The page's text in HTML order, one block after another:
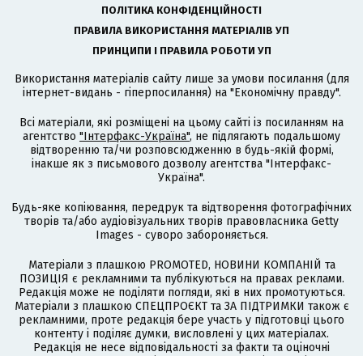
ПОЛІТИКА КОНФІДЕНЦІЙНОСТІ
ПРАВИЛА ВИКОРИСТАННЯ МАТЕРІАЛІВ УП
ПРИНЦИПИ І ПРАВИЛА РОБОТИ УП
Використання матеріалів сайту лише за умови посилання (для
інтернет-видань - гіперпосилання) на "Економічну правду".
Всі матеріали, які розміщені на цьому сайті із посиланням на
агентство "Інтерфакс-Україна", не підлягають подальшому
відтворенню та/чи розповсюдженню в будь-якій формі,
інакше як з письмового дозволу агентства "Інтерфакс-
Україна".
Будь-яке копіювання, передрук та відтворення фотографічних
творів та/або аудіовізуальних творів правовласника Getty
Images - суворо забороняється.
Матеріали з плашкою PROMOTED, НОВИНИ КОМПАНІЙ та
ПОЗИЦІЯ є рекламними та публікуються на правах реклами.
Редакція може не поділяти погляди, які в них промотуються.
Матеріали з плашкою СПЕЦПРОЄКТ та ЗА ПІДТРИМКИ також є
рекламними, проте редакція бере участь у підготовці цього
контенту і поділяє думки, висловлені у цих матеріалах.
Редакція не несе відповідальності за факти та оціночні